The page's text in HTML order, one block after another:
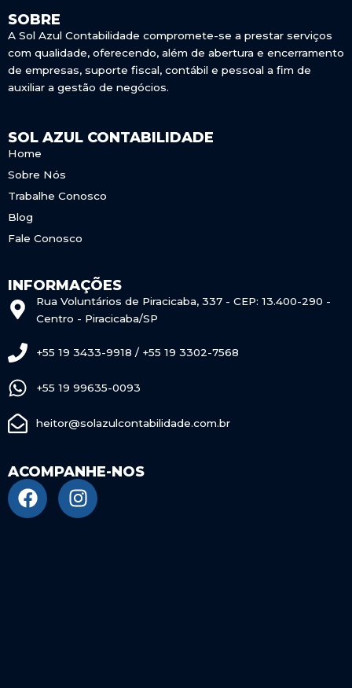
SOBRE
A Sol Azul Contabilidade compromete-se a prestar serviços
com qualidade, oferecendo, além de abertura e encerramento
de empresas, suporte fiscal, contábil e pessoal a fim de
auxiliar a gestão de negócios.
SOL AZUL CONTABILIDADE
Home
Sobre Nós
Trabalhe Conosco
Blog
Fale Conosco
INFORMAÇÕES
Rua Voluntários de Piracicaba, 337 - CEP: 13.400-290 -
Centro - Piracicaba/SP
+55 19 3433-9918 / +55 19 3302-7568
+55 19 99635-0093
heitor@solazulcontabilidade.com.br
ACOMPANHE-NOS
F
a
I
n